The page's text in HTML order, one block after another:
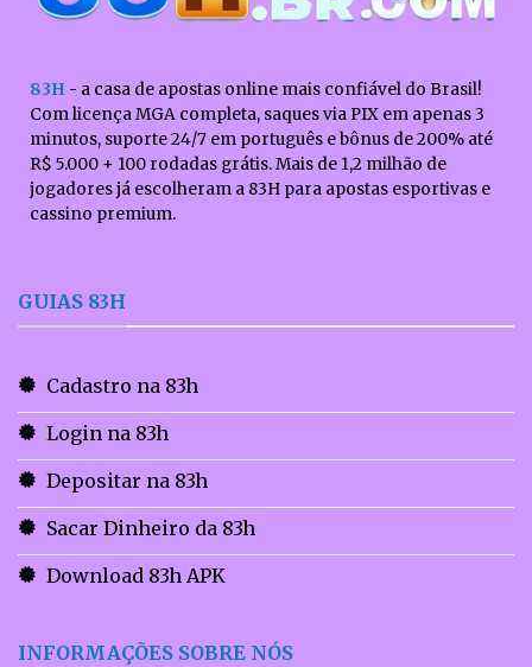
83H - a casa de apostas online mais confiável do Brasil!
Com licença MGA completa, saques via PIX em apenas 3
minutos, suporte 24/7 em português e bônus de 200% até
R$ 5.000 + 100 rodadas grátis. Mais de 1,2 milhão de
jogadores já escolheram a 83H para apostas esportivas e
cassino premium.
GUIAS 83H
Cadastro na 83h
Login na 83h
Depositar na 83h
Sacar Dinheiro da 83h
Download 83h APK
INFORMAÇÕES SOBRE NÓS